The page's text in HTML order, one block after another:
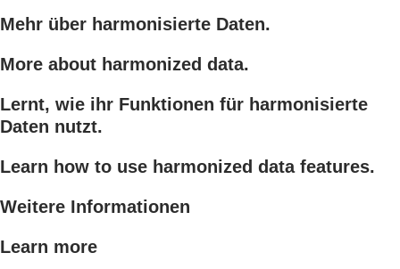
Mehr über harmonisierte Daten.
More about harmonized data.
Lernt, wie ihr Funktionen für harmonisierte
Daten nutzt.
Learn how to use harmonized data features.
Weitere Informationen
Learn more